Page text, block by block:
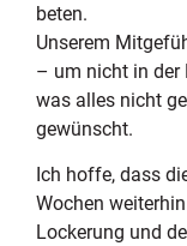
beten.
Unserem
– um nicht in der
was alles nicht
gewünscht.
Ich hoffe, dass
Wochen
Lockerung und